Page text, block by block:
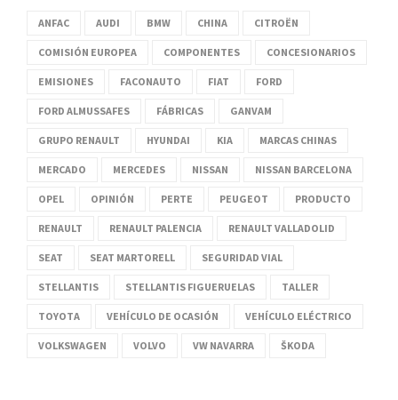
ANFAC AUDI BMW CHINA CITROËN
COMISIÓN EUROPEA COMPONENTES CONCESIONARIOS
EMISIONES FACONAUTO FIAT FORD
FORD ALMUSSAFES FÁBRICAS GANVAM
GRUPO RENAULT HYUNDAI KIA MARCAS CHINAS
MERCADO MERCEDES NISSAN NISSAN BARCELONA
OPEL OPINIÓN PERTE PEUGEOT PRODUCTO
RENAULT RENAULT PALENCIA RENAULT VALLADOLID
SEAT SEAT MARTORELL SEGURIDAD VIAL
STELLANTIS STELLANTIS FIGUERUELAS TALLER
TOYOTA VEHÍCULO DE OCASIÓN VEHÍCULO ELÉCTRICO
VOLKSWAGEN VOLVO VW NAVARRA ŠKODA